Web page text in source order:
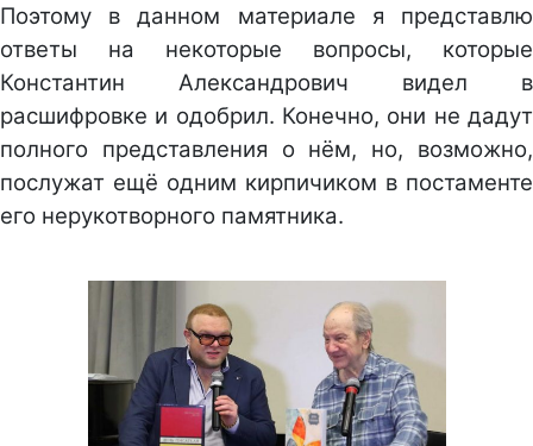
Поэтому в данном материале я представлю
ответы на некоторые вопросы, которые
Константин Александрович видел в
расшифровке и одобрил. Конечно, они не дадут
полного представления о нём, но, возможно,
послужат ещё одним кирпичиком в постаменте
его нерукотворного памятника.